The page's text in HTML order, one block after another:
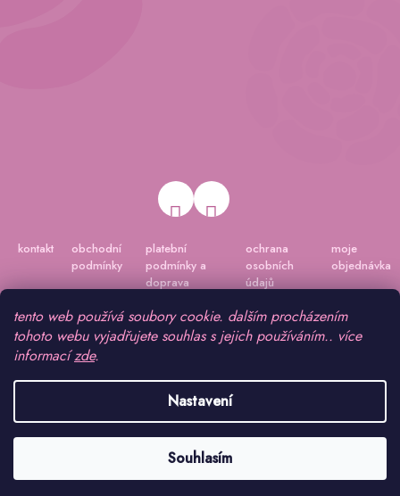
tento web používá soubory cookie. dalším procházením
tohoto webu vyjadřujete souhlas s jejich používáním.. více
informacízde.
Nastavení
Souhlasím
kontakt
obchodní
podmínky
platební
podmínky a
doprava
ochrana
osobních
údajů
moje
objednávka
Připravil Shoptetnamiru.cz
Copyright 2026www.peonygarden.cz. Všechna práva vyhrazena.